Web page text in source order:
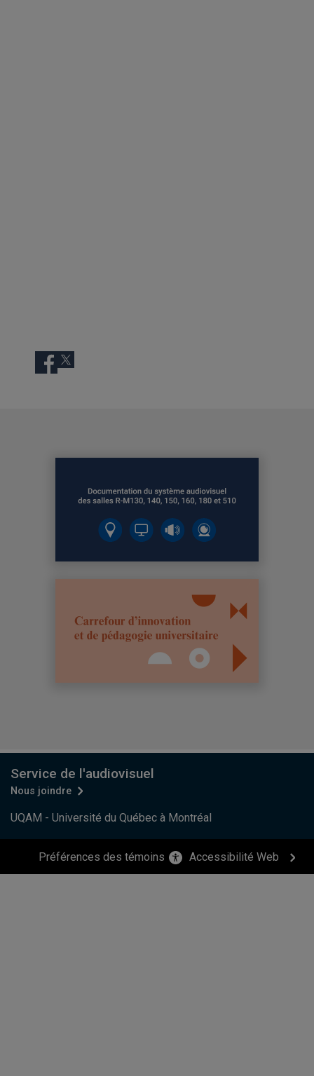
Facebook
Twitter
UQAM - Université du Québec à Montréal
Service de l'audiovisuel
Nous joindre
Préférences des témoins Accessibilité Web